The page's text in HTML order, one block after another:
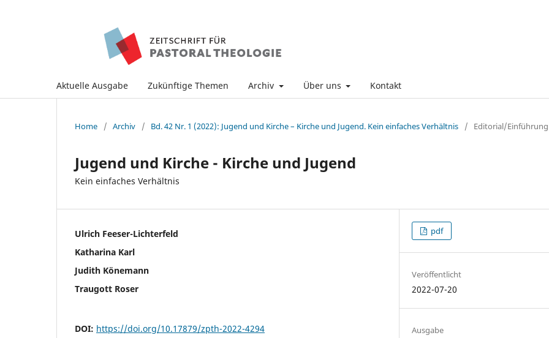
Aktuelle Ausgabe Zukünftige Themen Archiv Über uns Kontakt
Home / Archiv / Bd. 42 Nr. 1 (2022): Jugend und Kirche – Kirche und Jugend. Kein einfaches Verhältnis / Editorial/Einführung
Jugend und Kirche - Kirche und Jugend
Kein einfaches Verhältnis
Ulrich Feeser-Lichterfeld
Katharina Karl
Judith Könemann
Traugott Roser
DOI: https://doi.org/10.17879/zpth-2022-4294
pdf
Veröffentlicht
2022-07-20
Ausgabe